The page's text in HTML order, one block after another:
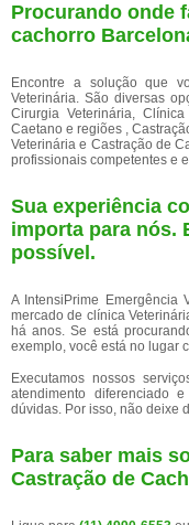
Procurando onde
cachorro
Encontre a solução que
Veterinária. São diversas
Cirurgia Veterinária,
Caetano e regiões ,
Veterinária e Castração de
profissionais competentes e
Sua experiência
importa para nós.
possível.
A IntensiPrime Emergência
mercado de clínica
há anos. Se está
exemplo, você está no lugar
Executamos nossos
atendimento diferenciado
dúvidas. Por isso, não deixe
Para saber mais
Castração de